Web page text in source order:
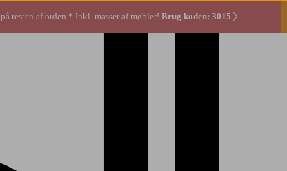
på resten af orden.* Inkl. masser af møbler! Brug koden: 3015